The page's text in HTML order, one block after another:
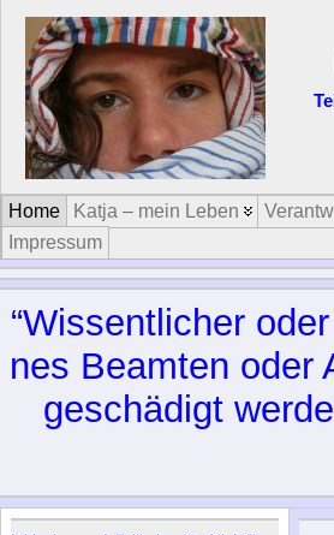
Home Katja – mein Leben
Impressum
“Wis­sent­li­cher
nes Be­am­ten oder
ge­schä­digt